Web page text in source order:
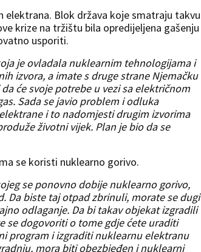
elektrana. Blok država koje smatraju takvu
krize na tržištu bila opredijeljena gašenju
usporiti.
je ovladala nuklearnim tehnologijama i
izvora, a imate s druge strane Njemačku
će svoje potrebe u vezi sa električnom
Sada se javio problem i odluka
i to nadomjesti drugim izvorima
životni vijek. Plan je bio da se
se koristi nuklearno gorivo.
se ponovno dobije nuklearno gorivo,
Da biste taj otpad zbrinuli, morate se dugi
odlaganje. Da bi takav objekat izgradili
se dogovoriti o tome gdje ćete uraditi
program i izgraditi nuklearnu elektranu
mora biti obezbjeđen i nuklearni